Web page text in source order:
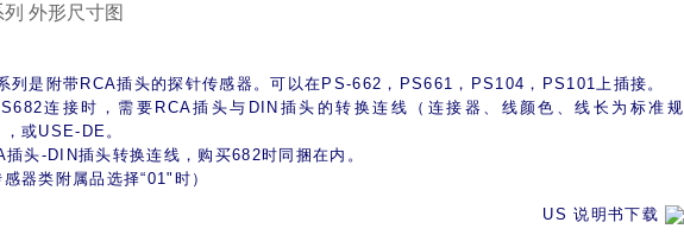
外形尺寸图
列是附带RCA插头的探针传感器。可以在PS-662，PS661，PS104，PS101上插接。
连接时，需要RCA插头与DIN插头的转换连线（连接器、线颜色、线长为标准规
，或USE-DE。
插头-DIN插头转换连线，购买682时同捆在内。
感器类附属品选择“01"时）
US 说明书下载